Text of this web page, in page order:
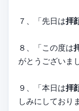
７、「先日は拝
８、「この度は
がとうございま
９、「本日は拝
しみにしており